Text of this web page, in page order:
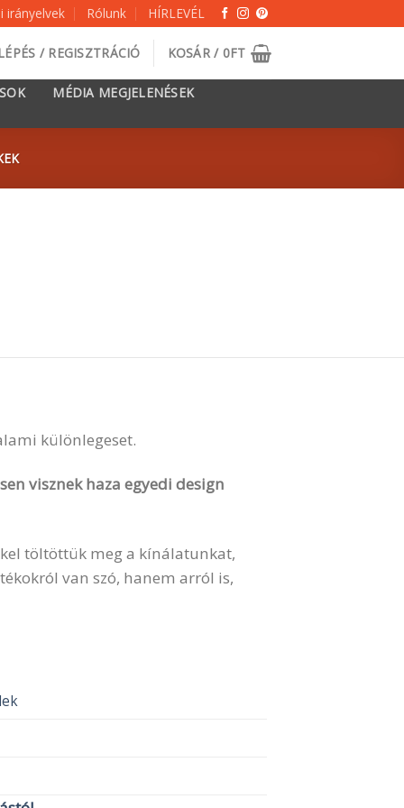
irányelvek Rólunk HÍRLEVÉL
/ REGISZTRÁCIÓ KOSÁR / 0FT
MÉDIA MEGJELENÉSEK
különlegeset.
visznek haza egyedi design
töltöttük meg a kínálatunkat,
van szó, hanem arról is,